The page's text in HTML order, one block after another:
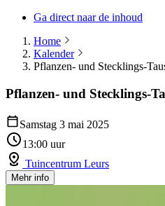
Ga direct naar de inhoud
Home
Kalender
Pflanzen- und Stecklings-
Pflanzen- und Stecklings-
Samstag 3 mai 2025
13:00 uur
Tuincentrum Leurs
Mehr info